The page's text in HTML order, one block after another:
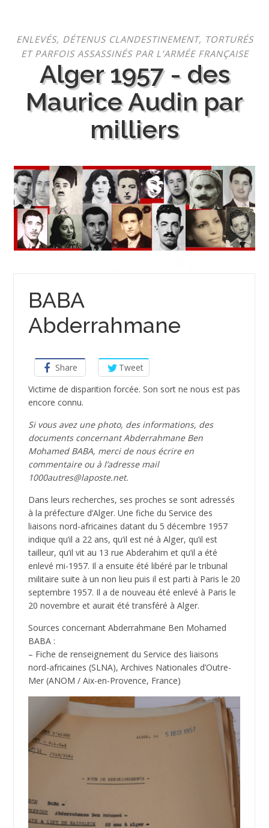
contenu
ENLEVÉS, DÉTENUS CLANDESTINEMENT, TORTURÉS
ET PARFOIS ASSASSINÉS PAR L’ARMÉE FRANÇAISE
Alger 1957 - des
Maurice Audin par
milliers
BABA
Abderrahmane
Share
Tweet
Victime de disparition forcée. Son sort ne nous est pas
encore connu.
Si vous avez une photo, des informations, des
documents concernant Abderrahmane Ben
Mohamed BABA, merci de nous écrire en
commentaire ou à l’adresse mail
1000autres@laposte.net.
Dans leurs recherches, ses proches se sont adressés
à la préfecture d’Alger. Une fiche du Service des
liaisons nord-africaines datant du 5 décembre 1957
indique qu’il a 22 ans, qu’il est né à Alger, qu’il est
tailleur, qu’il vit au 13 rue Abderahim et qu’il a été
enlevé mi-1957. Il a ensuite été libéré par le tribunal
militaire suite à un non lieu puis il est parti à Paris le 20
septembre 1957. Il a de nouveau été enlevé à Paris le
20 novembre et aurait été transféré à Alger.
Sources concernant Abderrahmane Ben Mohamed
BABA :
– Fiche de renseignement du Service des liaisons
nord-africaines (SLNA), Archives Nationales d’Outre-
Mer (ANOM / Aix-en-Provence, France)